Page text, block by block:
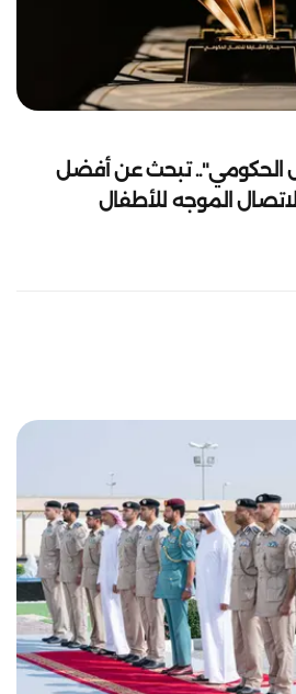
الحكومي".. تبحث عن أفضل
الموجه للأطفال